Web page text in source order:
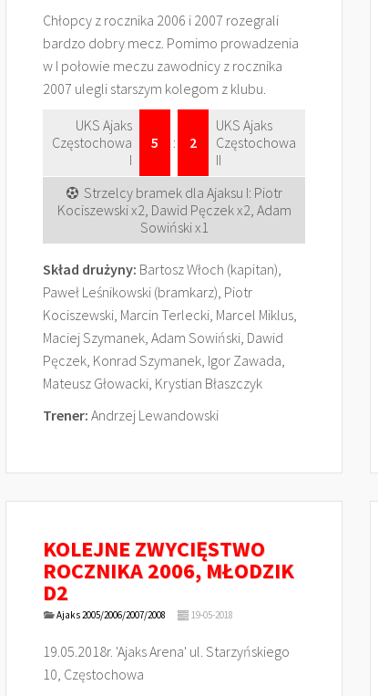
Chłopcy z rocznika 2006 i 2007 rozegrali
bardzo dobry mecz. Pomimo prowadzenia
w I połowie meczu zawodnicy z rocznika
2007 ulegli starszym kolegom z klubu.
UKS Ajaks
Częstochowa
I
5 : 2
UKS Ajaks
Częstochowa
II
Strzelcy bramek dla Ajaksu I: Piotr
Kociszewski x2, Dawid Pęczek x2, Adam
Sowiński x1
Skład drużyny: Bartosz Włoch (kapitan),
Paweł Leśnikowski (bramkarz), Piotr
Kociszewski, Marcin Terlecki, Marcel Miklus,
Maciej Szymanek, Adam Sowiński, Dawid
Pęczek, Konrad Szymanek, Igor Zawada,
Mateusz Głowacki, Krystian Błaszczyk
Trener: Andrzej Lewandowski
KOLEJNE ZWYCIĘSTWO
ROCZNIKA 2006, MŁODZIK
D2
Ajaks 2005/2006/2007/2008 19-05-2018
19.05.2018r. 'Ajaks Arena' ul. Starzyńskiego
10, Częstochowa